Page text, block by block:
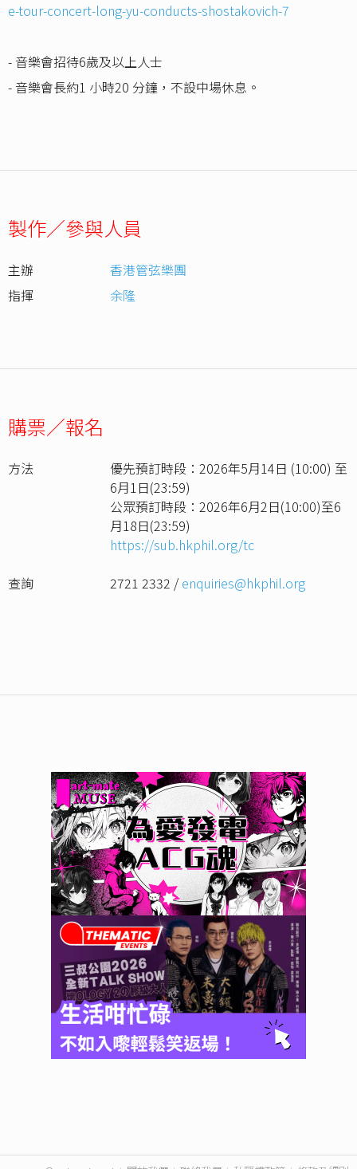
e-tour-concert-long-yu-conducts-shostakovich-7
- 音樂會招待6歲及以上人士
- 音樂會長約1 小時20 分鐘，不設中場休息。
製作／參與人員
主辦
香港管弦樂團
指揮
余隆
購票／報名
方法
優先預訂時段：2026年5月14日 (10:00) 至
6月1日(23:59)
公眾預訂時段：2026年6月2日(10:00)至6
月18日(23:59)
https://sub.hkphil.org/tc
查詢
2721 2332 / enquiries@hkphil.org